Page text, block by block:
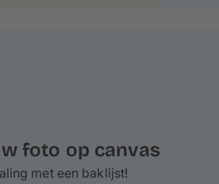
foto op canvas
met een baklijst!